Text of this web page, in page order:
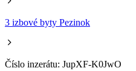
3 izbové byty Pezinok
Číslo inzerátu: JupXF-K0JwO